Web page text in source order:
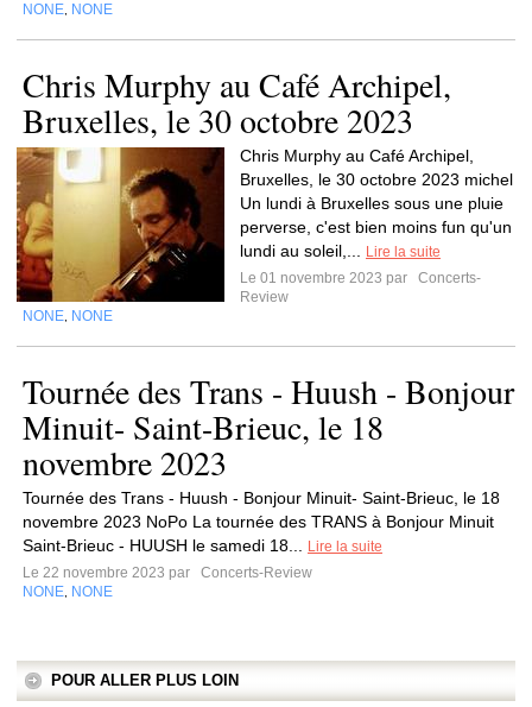
NONE NONE
Chris Murphy au Café Archipel,
Bruxelles, le 30 octobre 2023
Chris Murphy au Café Archipel,
Bruxelles, le 30 octobre 2023 michel
Un lundi à Bruxelles sous une pluie
perverse, c'est bien moins fun qu'un
lundi au soleil,...
Lire la suite
Le 01 novembre 2023 par
Concerts-
Review
NONE NONE
Tournée des Trans - Huush - Bonjour
Minuit- Saint-Brieuc, le 18
novembre 2023
Tournée des Trans - Huush - Bonjour Minuit- Saint-Brieuc, le 18
novembre 2023 NoPo La tournée des TRANS à Bonjour Minuit
Saint-Brieuc - HUUSH le samedi 18...
Lire la suite
Le 22 novembre 2023 par
Concerts-Review
NONE NONE
POUR ALLER PLUS LOIN